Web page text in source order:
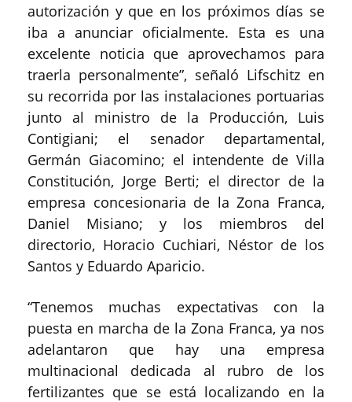
autorización y que en los próximos días se
iba a anunciar oficialmente. Esta es una
excelente noticia que aprovechamos para
traerla personalmente”, señaló Lifschitz en
su recorrida por las instalaciones portuarias
junto al ministro de la Producción, Luis
Contigiani; el senador departamental,
Germán Giacomino; el intendente de Villa
Constitución, Jorge Berti; el director de la
empresa concesionaria de la Zona Franca,
Daniel Misiano; y los miembros del
directorio, Horacio Cuchiari, Néstor de los
Santos y Eduardo Aparicio.
“Tenemos muchas expectativas con la
puesta en marcha de la Zona Franca, ya nos
adelantaron que hay una empresa
multinacional dedicada al rubro de los
fertilizantes que se está localizando en la